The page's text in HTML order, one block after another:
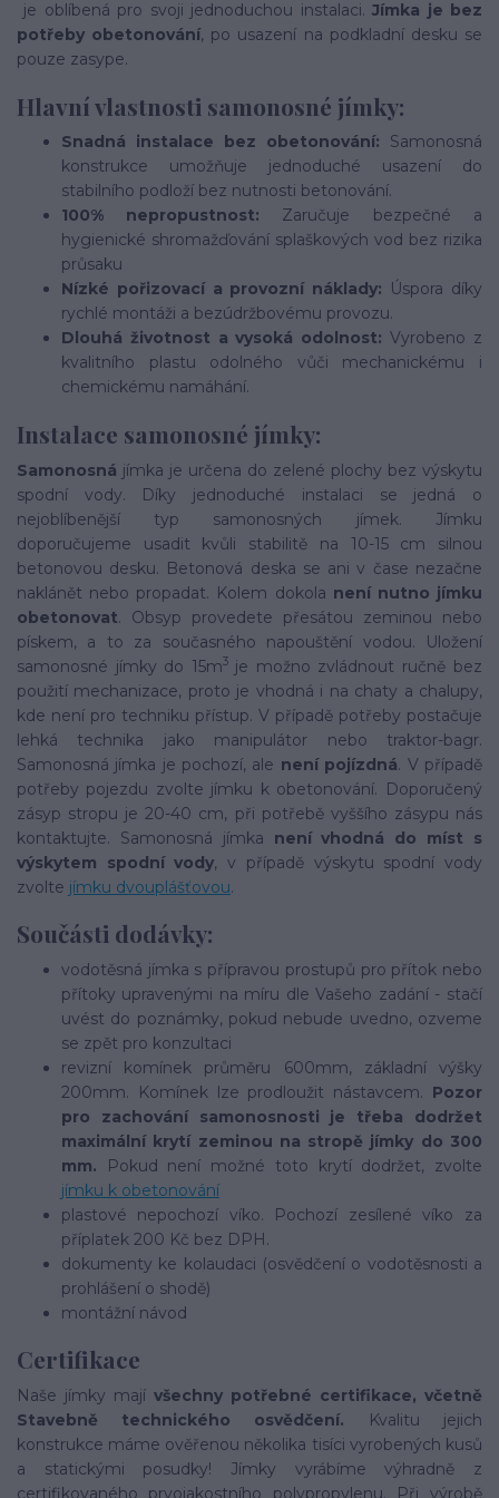
je oblíbená pro svoji jednoduchou instalaci.Jímka je bez
potřeby obetonování, po usazení na podkladní desku se
pouze zasype.
Hlavní vlastnosti samonosné jímky:
Snadná instalace bez obetonování: Samonosná
konstrukce umožňuje jednoduché usazení do
stabilního podloží bez nutnosti betonování.
100% nepropustnost: Zaručuje bezpečné a
hygienické shromažďování splaškových vod bez rizika
průsaku
Nízké pořizovací a provozní náklady: Úspora díky
rychlé montáži a bezúdržbovému provozu.
Dlouhá životnost a vysoká odolnost:Vyrobeno z
kvalitního plastu odolného vůči mechanickému i
chemickému namáhání.
Instalace samonosné jímky:
Samonosná jímka je určena do zelené plochy bez výskytu
spodní vody. Díky jednoduché instalaci se jedná o
nejoblíbenější typ samonosných jímek. Jímku
doporučujeme usadit kvůli stabilitě na 10-15 cm silnou
betonovou desku. Betonová deska se ani v čase nezačne
naklánět nebo propadat. Kolem dokola není nutno jímku
obetonovat. Obsyp provedete přesátou zeminou nebo
pískem, a to za současného napouštění vodou. Uložení
samonosné jímky do 15m3 je možno zvládnout ručně bez
použití mechanizace, proto je vhodná i na chaty a chalupy,
kde není pro techniku přístup. V případě potřeby postačuje
lehká technika jako manipulátor nebo traktor-bagr.
Samonosná jímka je pochozí, ale není pojízdná. V případě
potřeby pojezdu zvolte jímku k obetonování. Doporučený
zásyp stropu je 20-40 cm, při potřebě vyššího zásypu nás
kontaktujte. Samonosná jímka není vhodná do míst s
výskytem spodní vody, v případě výskytu spodní vody
zvolte jímku dvouplášťovou.
Součásti dodávky:
vodotěsná jímka s přípravou prostupů pro přítok nebo
přítoky upravenými na míru dle Vašeho zadání - stačí
uvést do poznámky, pokud nebude uvedno, ozveme
se zpět pro konzultaci
revizní komínek průměru 600mm, základní výšky
200mm. Komínek lze prodloužit nástavcem. Pozor
pro zachování samonosnosti je třeba dodržet
maximální krytí zeminou na stropě jímky do 300
mm.
Pokud není možné toto krytí dodržet, zvolte
jímku k obetonování
plastové nepochozí víko. Pochozí zesílené víko za
příplatek 200 Kč bez DPH.
dokumenty ke kolaudaci (osvědčení o vodotěsnosti a
prohlášení o shodě)
montážní návod
Certifikace
Naše jímky mají všechny potřebné certifikace, včetně
Stavebně technického osvědčení.
Kvalitu jejich
konstrukce máme ověřenou několika tisíci vyrobených kusů
a statickými posudky! Jímky vyrábíme výhradně z
certifikovaného prvojakostního polypropylenu. Při výrobě